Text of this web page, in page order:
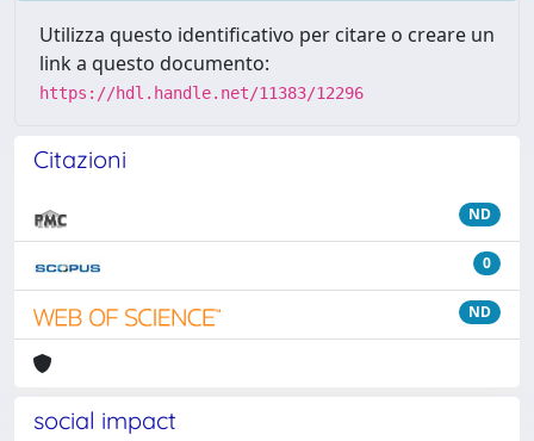
Utilizza questo identificativo per citare o creare un
link a questo documento:
https://hdl.handle.net/11383/12296
Citazioni
ND
0
ND
social impact